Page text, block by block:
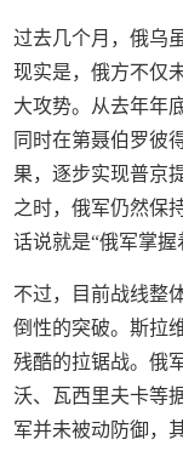
过去几个月，俄乌
现实是，俄方不仅
大攻势。从去年年
同时在第聂伯罗彼
果，逐步实现普京
之时，俄军仍然保
话说就是“俄军掌握
不过，目前战线整
倒性的突破。斯拉
残酷的拉锯战。俄
沃、瓦西里夫卡等
军并未被动防御，